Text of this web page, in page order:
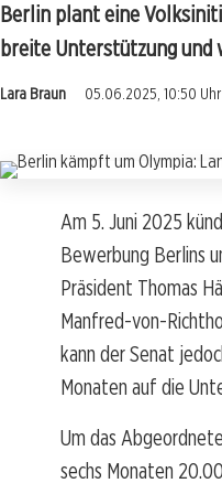
Berlin plant eine
breite Unterstützung und
Lara Braun 05.06.2025, 10:50 Uhr
Am 5. Juni 2025
Bewerbung Berlins
Präsident Thomas
Manfred-von-
kann der Senat
Monaten auf die
Um das
sechs Monaten